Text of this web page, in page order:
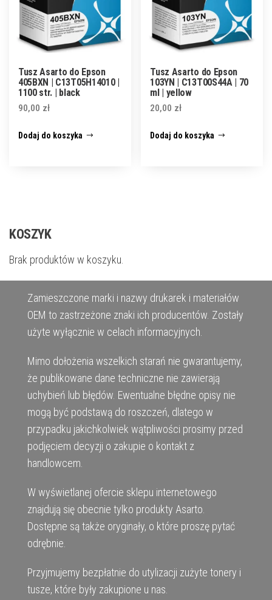
Tusz Asarto do Epson
405BXN | C13T05H14010 |
1100 str. | black
90,00 zł
Dodaj do koszyka
Tusz Asarto do Epson
103YN | C13T00S44A | 70
ml | yellow
20,00 zł
Dodaj do koszyka
KOSZYK
Brak produktów w koszyku.
Zamieszczone marki i nazwy drukarek i materiałów
OEM to zastrzeżone znaki ich producentów. Zostały
użyte wyłącznie w celach informacyjnych.
Mimo dołożenia wszelkich starań nie gwarantujemy,
że publikowane dane techniczne nie zawierają
uchybień lub błędów. Ewentualne błędne opisy nie
mogą być podstawą do roszczeń, dlatego w
przypadku jakichkolwiek wątpliwości prosimy przed
podjęciem decyzji o zakupie o kontakt z
handlowcem.
W wyświetlanej ofercie sklepu internetowego
znajdują się obecnie tylko produkty Asarto.
Dostępne są także oryginały, o które proszę pytać
odrębnie.
Przyjmujemy bezpłatnie do utylizacji zużyte tonery i
tusze, które były zakupione u nas.